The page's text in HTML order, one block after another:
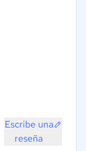
Escribe una
reseña